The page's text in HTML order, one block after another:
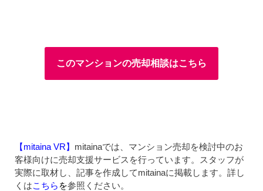
このマンションの売却相談はこちら
【mitaina VR】 mitainaでは、マンション売却を検討中のお
客様向けに売却支援サービスを行っています。スタッフが
実際に取材し、記事を作成してmitainaに掲載します。詳し
くはこちら を参照ください。